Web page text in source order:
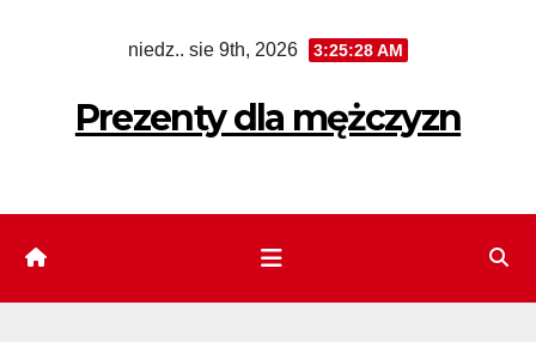
niedz.. sie 9th, 2026 3:25:29 AM
Prezenty dla mężczyzn